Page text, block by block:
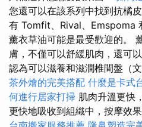
您還可以在該系列中找到抗橘
有 Tomfit、Rival、Emspoma
薰衣草油可能是最受歡迎的。
膚，不僅可以舒緩肌肉，還可
認為可以滋養和滋潤椎間盤（
茶外燴的完美搭配 什麼是卡式
何進行居家打掃 肌肉升溫更快
更快地吸收到組織中，按摩效